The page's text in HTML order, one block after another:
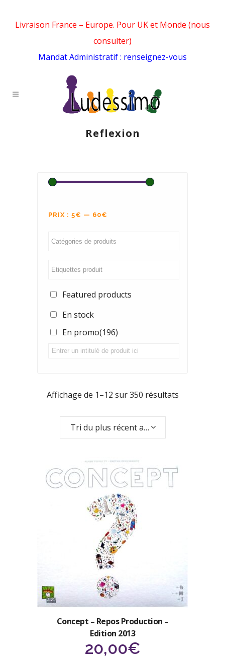
Livraison France – Europe. Pour UK et Monde (nous
consulter)
Mandat Administratif : renseignez-vous
Reflexion
PRIX : 5€ — 60€
Featured products
En stock
En promo(196)
Affichage de 1–12 sur 350 résultats
Tri du plus récent au plus ancien
Concept – Repos Production –
Edition 2013
20,00€